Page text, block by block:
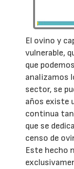
El ovino y
vulnerable,
que
analizamos
sector, se
años existe
continua
que se
censo de
Este hecho